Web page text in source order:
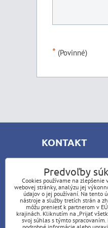
* (Povinné)
KONTAKT
Zechenterova 362/
967 01 Kremnica
+421 903 508 560
+421 903 808 560
Predvoľby
Cookies používame na zlepšenie
webovej stránky, analýzu jej
údajov o jej používaní. Na tento
nástroje a služby tretích strán a
môžu preniesť k partnerom v
krajinách. Kliknutím na „Prijať
svoj súhlas s týmto